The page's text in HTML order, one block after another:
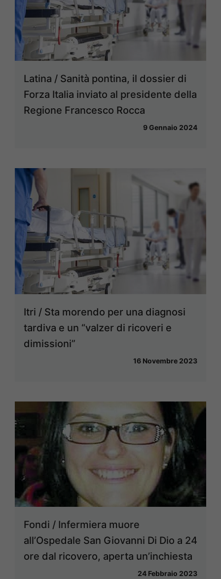
Latina / Sanità pontina, il dossier di
Forza Italia inviato al presidente della
Regione Francesco Rocca
9 Gennaio 2024
Itri / Sta morendo per una diagnosi
tardiva e un “valzer di ricoveri e
dimissioni”
16 Novembre 2023
Fondi / Infermiera muore
all’Ospedale San Giovanni Di Dio a 24
ore dal ricovero, aperta un’inchiesta
24 Febbraio 2023